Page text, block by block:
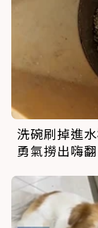
洗碗刷掉進
勇氣撈出嗨